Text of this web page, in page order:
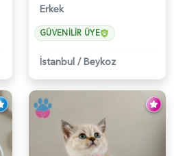
Erkek
GÜVENILIR ÜYE
İstanbul /Beykoz